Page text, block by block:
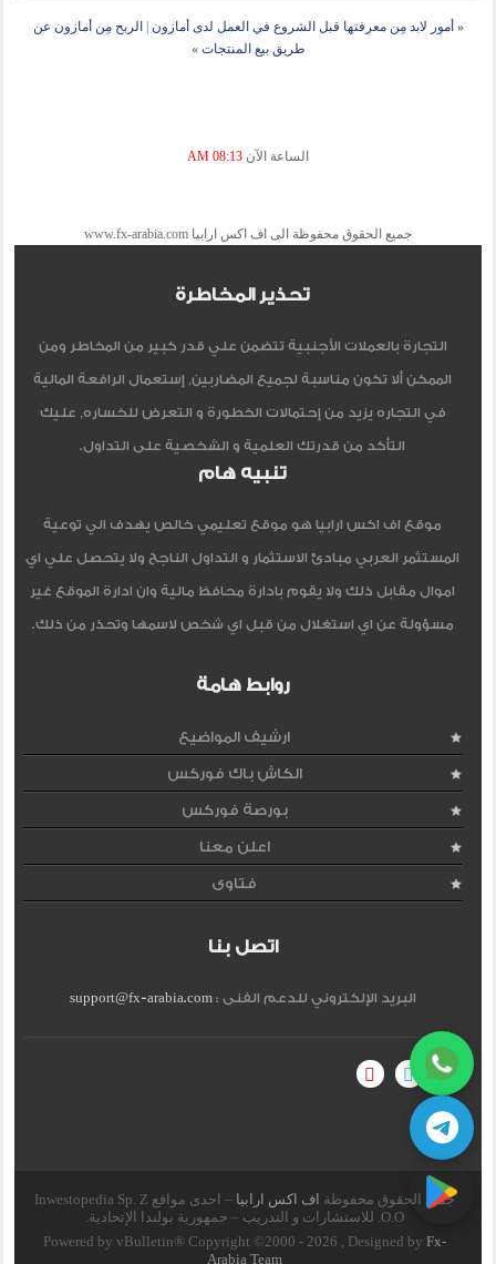
« أمور لابد مِن معرفتها قبل الشروع في العمل لدى أمازون
الربح مِن أمازون عن
طريق بيع المنتجات »
الساعة الآن 08:13 AM
جميع الحقوق محفوظة الى اف اكس ارابيا www.fx-arabia.com
تحذير المخاطرة
التجارة بالعملات الأجنبية تتضمن علي قدر كبير من المخاطر ومن
الممكن ألا تكون مناسبة لجميع المضاربين, إستعمال الرافعة المالية
في التجاره يزيد من إحتمالات الخطورة و التعرض للخساره, عليك
التأكد من قدرتك العلمية و الشخصية على التداول.
تنبيه هام
موقع اف اكس ارابيا هو موقع تعليمي خالص يهدف الي توعية
المستثمر العربي مبادئ الاستثمار و التداول الناجح ولا يتحصل علي اي
اموال مقابل ذلك ولا يقوم بادارة محافظ مالية وان ادارة الموقع غير
مسؤولة عن اي استغلال من قبل اي شخص لاسمها وتحذر من ذلك.
روابط هامة
ارشيف المواضيع
الكاش باك فوركس
بورصة فوركس
اعلن معنا
فتاوى
اتصل بنا
البريد الإلكتروني للدعم الفنى :support@fx-arabia.com
جميع الحقوق محفوظة اف اكس ارابيا
– احدى مواقع Inwestopedia Sp. Z
O.O. للاستشارات و التدريب – جمهورية بولندا الإتحادية.
Powered by vBulletin® Copyright ©2000 - 2026 , Designed byFx-
Arabia Team